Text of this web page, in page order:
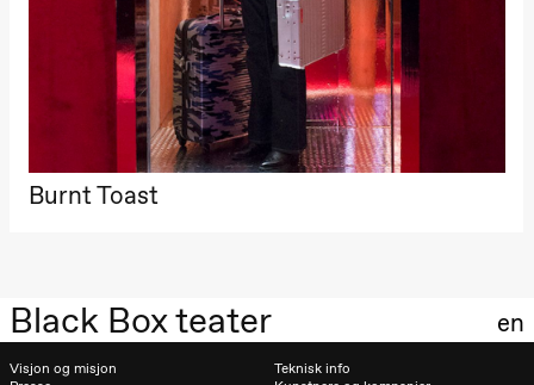
Lucky show
Lille scene
(Black Box
Josephine
Lille scene
(Black Box
teater)
Black Box teater en
Burnt Toast
Visjon og misjon
Teknisk info